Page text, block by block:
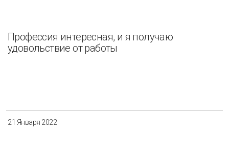
Профессия интересная, и я получаю
удовольствие от работы
21 Января 2022